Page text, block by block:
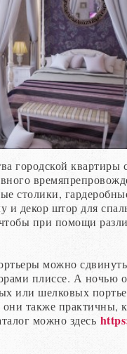
городской квартиры
столики,
декор штор для
при помощи
можно
плиссе. А ночью
или шелковых
также практичны,
можно здесь